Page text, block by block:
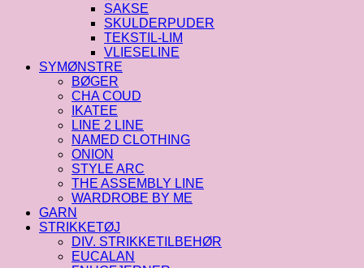
SAKSE
SKULDERPUDER
TEKSTIL-LIM
VLIESELINE
SYMØNSTRE
BØGER
CHA COUD
IKATEE
LINE 2 LINE
NAMED CLOTHING
ONION
STYLE ARC
THE ASSEMBLY LINE
WARDROBE BY ME
GARN
STRIKKETØJ
DIV. STRIKKETILBEHØR
EUCALAN